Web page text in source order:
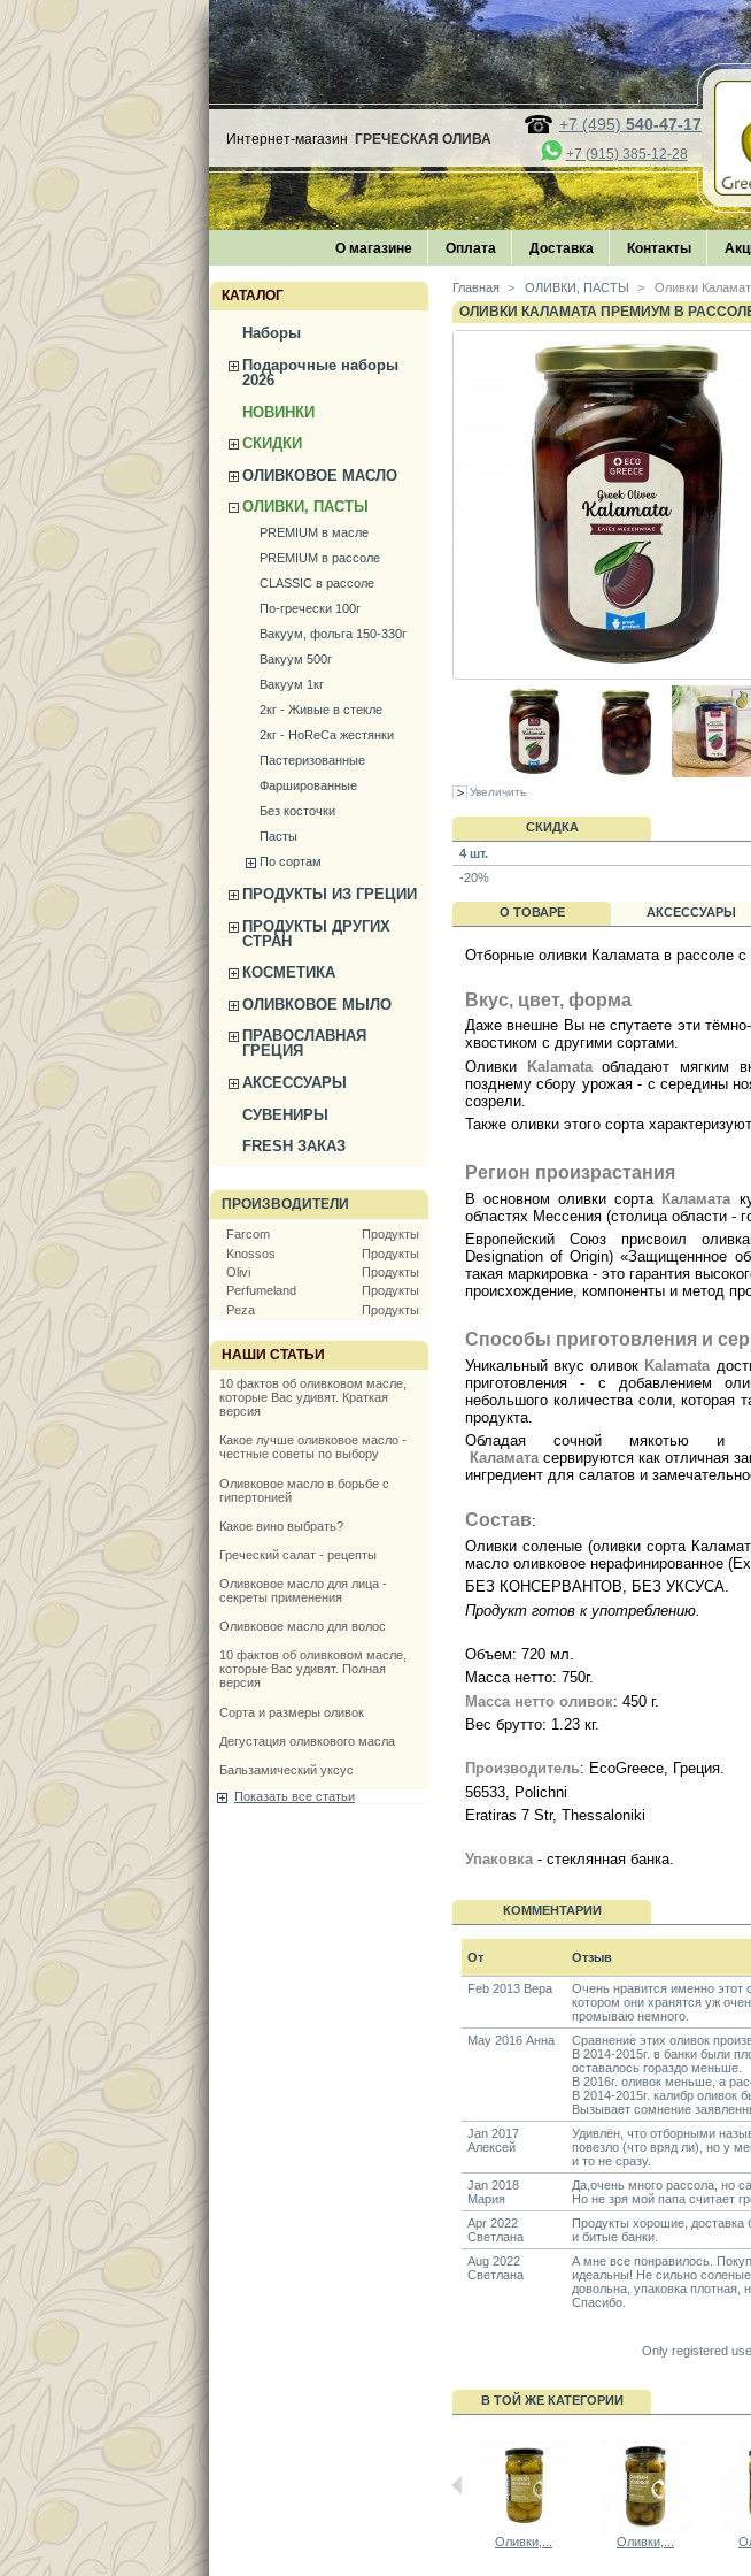
Интернет-магазин ГРЕЧЕСКАЯ ОЛИВА
+7 (495) 540-47-17
+7 (915) 385-12-28
О магазине Оплата Доставка Контакты
КАТАЛОГ
Наборы
Подарочные наборы
2026
НОВИНКИ
СКИДКИ
ОЛИВКОВОЕ МАСЛО
ОЛИВКИ, ПАСТЫ
PREMIUM в масле
PREMIUM в рассоле
CLASSIC в рассоле
По-гречески 100г
Вакуум, фольга 150-330г
Вакуум 500г
Вакуум 1кг
2кг - Живые в стекле
2кг - HoReCa жестянки
Пастеризованные
Фаршированные
Без косточки
Пасты
По сортам
ПРОДУКТЫ ИЗ ГРЕЦИИ
ПРОДУКТЫ ДРУГИХ
СТРАН
КОСМЕТИКА
ОЛИВКОВОЕ МЫЛО
ПРАВОСЛАВНАЯ
ГРЕЦИЯ
АКСЕССУАРЫ
СУВЕНИРЫ
FRESH ЗАКАЗ
ПРОИЗВОДИТЕЛИ
Farcom
Продукты
Knossos
Продукты
Olivi
Продукты
Perfumeland
Продукты
Peza
Продукты
НАШИ СТАТЬИ
10 фактов об оливковом масле,
которые Вас удивят. Краткая
версия
Какое лучше оливковое масло -
честные советы по выбору
Оливковое масло в борьбе с
гипертонией
Какое вино выбрать?
Греческий салат - рецепты
Оливковое масло для лица -
секреты применения
Оливковое масло для волос
10 фактов об оливковом масле,
которые Вас удивят. Полная
версия
Сорта и размеры оливок
Дегустация оливкового масла
Бальзамический уксус
Показать все статьи
Главная > ОЛИВКИ, ПАСТЫ > Оливки
ОЛИВКИ КАЛАМАТА ПРЕМИУМ В РАССОЛЕ
Увеличить
СКИДКА
4 шт.
-20%
О ТОВАРЕ АКСЕССУАРЫ
Отборные оливки Каламата в рассоле
Вкус, цвет, форма
Даже внешне Вы не спутаете эти
хвостиком с другими сортами.
Оливки
Kalamataобладают мягким
позднему сбору урожая - с середины
созрели.
Также оливки этого сорта
Регион произрастания
В основном оливки сорта Каламата
областях Мессения (столица области -
Европейский Союз присвоил
Designation of Origin) «Защищеннное
такая маркировка - это гарантия
происхождение, компоненты и метод
Способы приготовления и
Уникальный вкус оливок Kalamata
приготовления - с добавлением
небольшого количества соли, которая
продукта.
Обладая сочной мякотью и
Каламатасервируются как отличная
ингредиент для салатов и
Состав:
Оливки соленые (оливки сорта
масло оливковое нерафинированное
БЕЗ КОНСЕРВАНТОВ, БЕЗ УКСУСА.
Продукт готов к употреблению.
Объем: 720 мл.
Масса нетто: 750г.
Масса нетто оливок: 450 г.
Вес брутто: 1.23 кг.
Производитель: EcoGreece, Греция.
56533, Polichni
Eratiras 7 Str, Thessaloniki
Упаковка- стеклянная банка.
КОММЕНТАРИИ
От Отзыв
Feb 2013 Вера
Очень нравится именно этот
котором они хранятся уж
промываю немного.
May 2016 Анна
Сравнение этих оливок
В 2014-2015г. в банки были
оставалось гораздо меньше.
В 2016г. оливок меньше, а
В 2014-2015г. калибр оливок
Вызывает сомнение
Jan 2017
Алексей
Удивлён, что отборными
повезло (что вряд ли), но у
и то не сразу.
Jan 2018
Мария
Да,очень много рассола, но
Но не зря мой папа считает
Apr 2022
Светлана
Продукты хорошие, доставка
и битые банки.
Aug 2022
Светлана
А мне все понравилось.
идеальны! Не сильно
довольна, упаковка плотная,
Спасибо.
Only registered
В ТОЙ ЖЕ КАТЕГОРИИ
Оливки,... Оливки,...